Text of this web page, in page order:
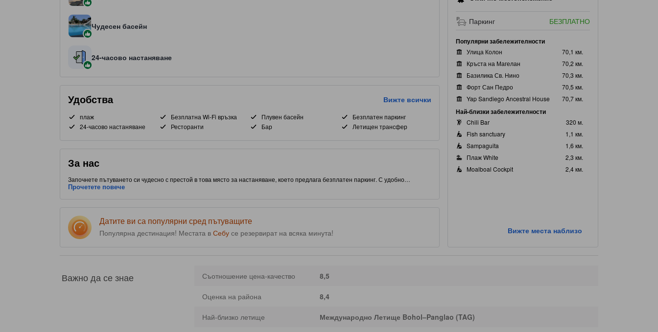
Чудесен басейн
24-часово настаняване
Удобства Вижте всички
плаж Безплатна Wi-Fi връзка Плувен басейн
Безплатен паркинг
24-часово настаняване
Ресторанти Бар Летищен трансфер
За нас
Започнете пътуването си чудесно с престой в това място за настаняване, което предлага безплатен паркинг. С удобно
разположение до Моалбоал, част от Себу, този обект ви дава близък достъп до атракции и интересни места за хранене. С
оценка от 3.0 звезди, този обект предоставя на гостите достъп до външен басейн и ресторант на място.
Прочетете повече
Датите ви са популярни сред пътуващите
Популярна дестинация! Местата в Себу се резервират на всяка минута!
Паркинг БЕЗПЛАТНО
Популярни забележителности
Улица Колон
70,1 км.
Кръста на Магелан
70,2 км.
Базилика Св. Нино
70,3 км.
Форт Сан Педро
70,5 км.
Yap Sandiego Ancestral House
70,7 км.
Най-близки забележителности
Chili Bar
320 м.
Fish sanctuary
1,1 км.
Sampaguita
1,6 км.
Плаж White
2,3 км.
Moalboal Cockpit
2,4 км.
Вижте места наблизо
Важно да се знае Съотношение цена-качество 8,5
Оценка на района 8,4
Най-близко летище Международно Летище Bohol–Panglao (TAG)